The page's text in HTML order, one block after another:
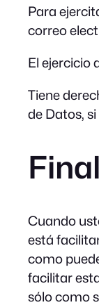
Para
correo
El ejercicio
Tiene
de Datos,
Cuando
está
como
facilitar
sólo como